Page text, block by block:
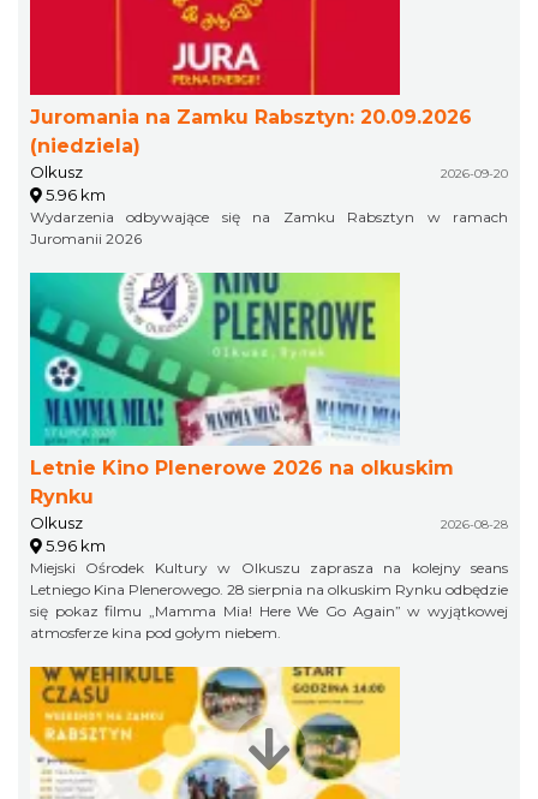
Juromania na Zamku Rabsztyn: 20.09.2026
(niedziela)
Olkusz 2026-09-20
5.96 km
Wydarzenia odbywające się na Zamku Rabsztyn w ramach
Juromanii 2026
Letnie Kino Plenerowe 2026 na olkuskim
Rynku
Olkusz 2026-08-28
5.96 km
Miejski Ośrodek Kultury w Olkuszu zaprasza na kolejny seans
Letniego Kina Plenerowego. 28 sierpnia na olkuskim Rynku odbędzie
się pokaz filmu „Mamma Mia! Here We Go Again” w wyjątkowej
atmosferze kina pod gołym niebem.